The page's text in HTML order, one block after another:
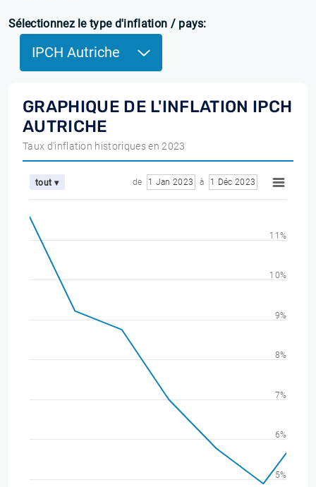
Sélectionnez le type d'inflation / pays:
IPCH Autriche
GRAPHIQUE DE L'INFLATION IPCH
AUTRICHE
Taux d'inflation historiques en 2023
tout ▾ de 1 Jan 2023 à 1 Déc 2023
5%
6%
7%
8%
9%
10%
11%